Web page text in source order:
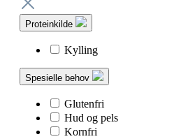
Proteinkilde
Kylling
Spesielle behov
Glutenfri
Hud og pels
Kornfri